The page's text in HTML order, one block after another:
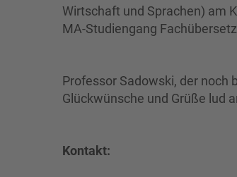
Wirtschaft und Sprachen) am
MA-Studiengang
Professor Sadowski, der noch
Glückwünsche und Grüße lud
Kontakt: